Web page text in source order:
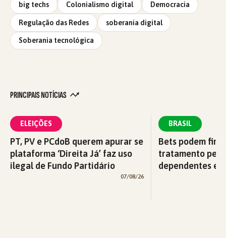
big techs Colonialismo digital Democracia
Regulação das Redes soberania digital
Soberania tecnológica
PRINCIPAIS NOTÍCIAS
ELEIÇÕES
PT, PV e PCdoB querem apurar se
plataforma ‘Direita Já’ faz uso
ilegal de Fundo Partidário
07/08/26
BRASIL
Bets podem
tratamento pelo
dependentes